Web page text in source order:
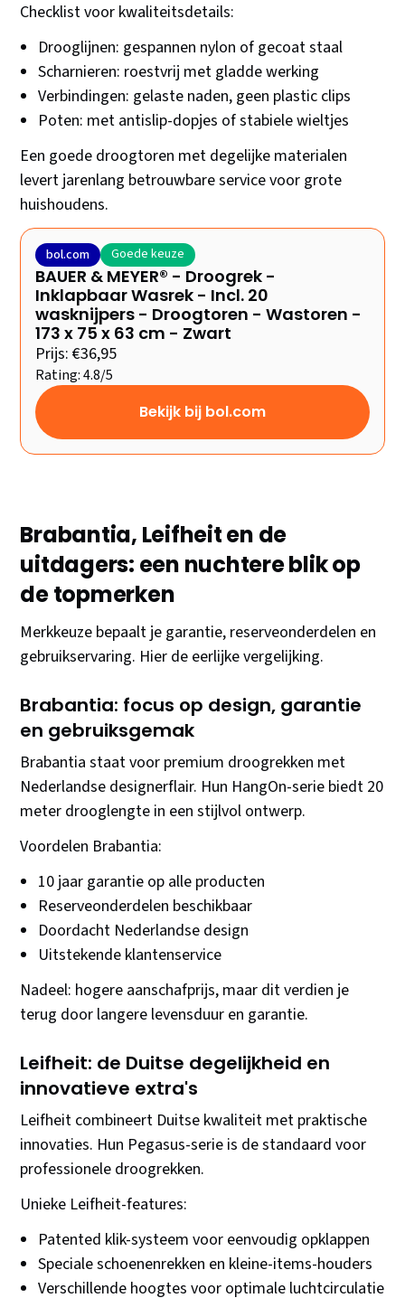
Checklist voor kwaliteitsdetails:
Drooglijnen: gespannen nylon of gecoat staal
Scharnieren: roestvrij met gladde werking
Verbindingen: gelaste naden, geen plastic clips
Poten: met antislip-dopjes of stabiele wieltjes
Een goede droogtoren met degelijke materialen
levert jarenlang betrouwbare service voor grote
huishoudens.
bol.com Goede keuze
BAUER & MEYER® - Droogrek -
Inklapbaar Wasrek - Incl. 20
wasknijpers - Droogtoren - Wastoren -
173 x 75 x 63 cm - Zwart
Prijs: €36,95
Rating: 4.8/5
Bekijk bij bol.com
Brabantia, Leifheit en de
uitdagers: een nuchtere blik op
de topmerken
Merkkeuze bepaalt je garantie, reserveonderdelen en
gebruikservaring. Hier de eerlijke vergelijking.
Brabantia: focus op design, garantie
en gebruiksgemak
Brabantia staat voor premium droogrekken met
Nederlandse designerflair. Hun HangOn-serie biedt 20
meter drooglengte in een stijlvol ontwerp.
Voordelen Brabantia:
10 jaar garantie op alle producten
Reserveonderdelen beschikbaar
Doordacht Nederlandse design
Uitstekende klantenservice
Nadeel: hogere aanschafprijs, maar dit verdien je
terug door langere levensduur en garantie.
Leifheit: de Duitse degelijkheid en
innovatieve extra's
Leifheit combineert Duitse kwaliteit met praktische
innovaties. Hun Pegasus-serie is de standaard voor
professionele droogrekken.
Unieke Leifheit-features:
Patented klik-systeem voor eenvoudig opklappen
Speciale schoenenrekken en kleine-items-houders
Verschillende hoogtes voor optimale luchtcirculatie